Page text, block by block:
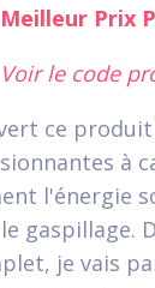
Prix
Voir le code
ce
à
l'énergie
gaspillage.
je vais